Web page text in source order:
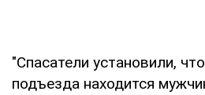
"Спасатели установили,
подъезда находится